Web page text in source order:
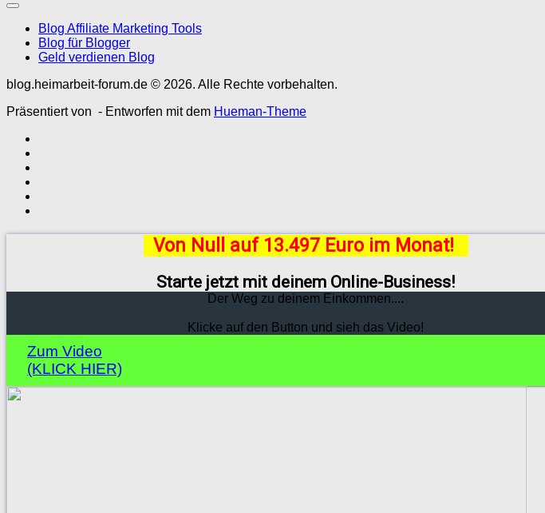
Blog Affiliate Marketing Tools
Blog für Blogger
Geld verdienen Blog
blog.heimarbeit-forum.de © 2026. Alle Rechte vorbehalten.
Präsentiert von - Entworfen mit dem Hueman-Theme
Von Null auf 13.497 Euro im Monat!
Starte jetzt mit deinem Online-Business!
Der Weg zu deinem Einkommen....
Klicke auf den Button und sieh das Video!
Zum Video
(KLICK HIER)